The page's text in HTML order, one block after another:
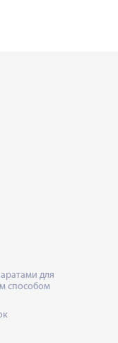
для
способом